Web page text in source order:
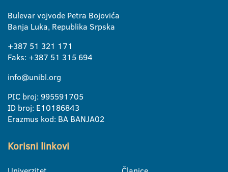
Bulevar vojvode Petra Bojovića
Banja Luka, Republika Srpska
+387 51 321 171
Faks: +387 51 315 694
info@unibl.org
PIC broj: 995591705
ID broj: E10186843
Erazmus kod: BA BANJA02
Korisni linkovi